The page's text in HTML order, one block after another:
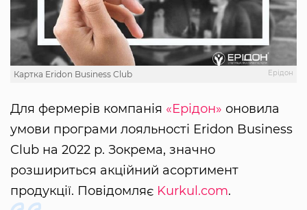
Ерідон
Картка Eridon Business Club
Для фермерів компанія «Ерідон» оновила
умови програми лояльності Eridon Business
Club на 2022 р. Зокрема, значно
розшириться акційний асортимент
продукції. Повідомляє Kurkul.com.